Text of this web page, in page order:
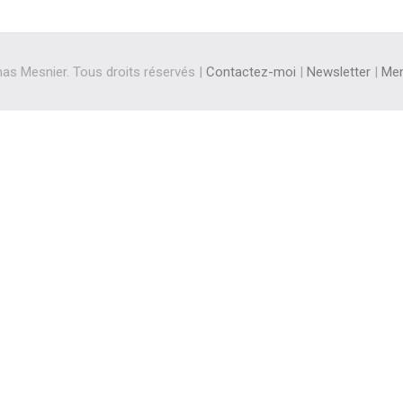
Mesnier. Tous droits réservés |Contactez-moi |Newsletter |